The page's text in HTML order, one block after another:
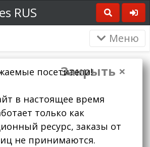
RUS
Меню
Закрыть ×
посетители!
в настоящее время
только как
ресурс, заказы от
не принимаются.